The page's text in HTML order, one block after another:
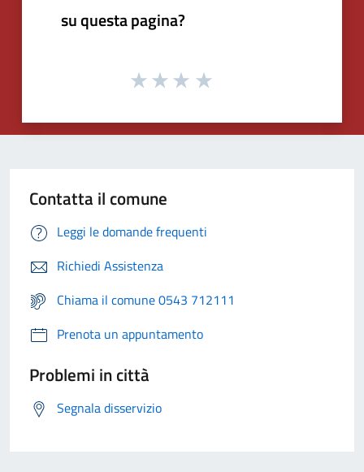
su questa pagina?
Contatta il comune
Leggi le domande frequenti
Richiedi Assistenza
Chiama il comune 0543 712111
Prenota un appuntamento
Problemi in città
Segnala disservizio